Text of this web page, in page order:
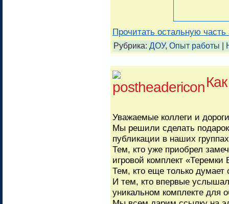
Прочитать остальную часть
Рубрика: ДОУ, Опыт работы
Уважаемые коллеги и
Мы решили сделать
публикации в наших
Тем, кто уже приобрел
игровой комплект «Теремки
Тем, кто еще только думает
И тем, кто впервые
уникальном комплекте для